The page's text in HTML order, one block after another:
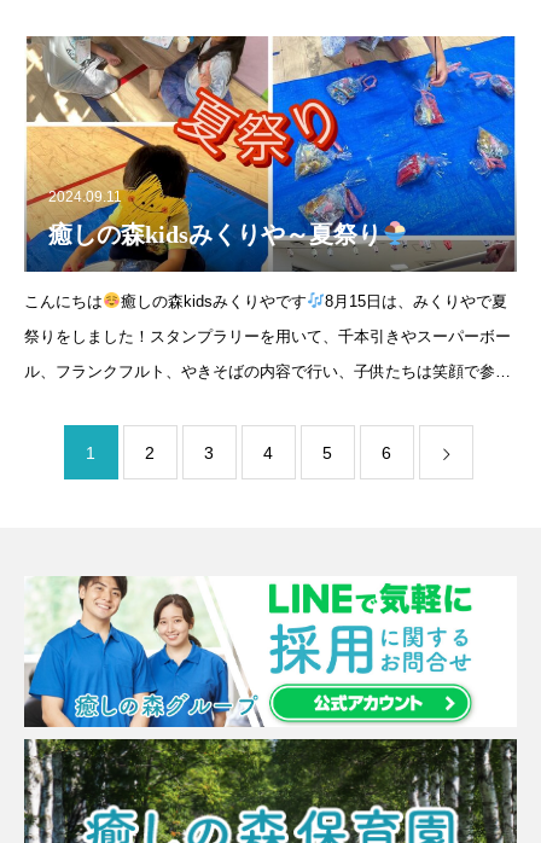
は
2024.09.11
癒しの森kidsみくりや～夏祭り
こんにちは 癒しの森kidsみくりやです
8月15日は、みくりやで夏
祭りをしました！スタンプラリーを用いて、千本引きやスーパーボー
ル、フランクフルト、やきそばの内容で行い、子供たちは笑顔で参加
1 2 3 4 5 6